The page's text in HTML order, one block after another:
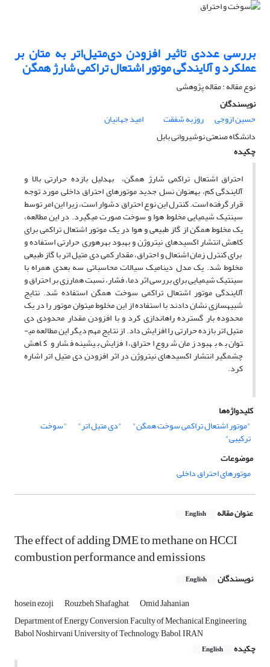
بررسی عددی تاثیر افزودن دی‌متیل‌اتر به متان بر
عملکرد و آلایندگی موتور اشتعال تراکمی شارژ همگن
نوع مقاله : مقاله پژوهشی
نویسندگان
حسین ازوجی
روزبه شفقت
امید جهانیان
دانشگاه صنعتی نوشیروانی بابل
چکیده
احتراق اشتعال تراکمی شارژ همگن، به­دلیل بازده حرارتی بالا و
آلایندگی کم، به­عنوان نسل جدید موتورهای احتراق داخلی مورد توجه
قرار گرفته است. کنترل این نوع احتراق دشوار است، زیرا این امر توسط
سینتیک شیمیایی مخلوط هوا و سوخت صورت می­گیرد. در این مطالعه،
یک مخلوط همگن از گاز طبیعی و هوا در یک موتور اشتعال تراکمی برای
کاهش انتشار اکسیدهای نیتروژن و بهبود بهره­وری حرارتی استفاده و
برای کنترل زمان اشتعال و احتراق، مقدار کمی دی متیل اتر با گاز طبیعی
مخلوط شد. یک مدل دینامیک سیالات محاسباتی سه بعدی همراه با
سینتیک شیمیایی برای بررسی اثر دما، فشار، نسبت هم­ارزی بر احتراق و
آلایندگی موتور اشتعال تراکمی سوخت همگن استفاده شد. نتایج
شبیه­سازی نشان دادند با استفاده از این مخلوط می­توان موتور را در یک
محدوده بار گسترده راه­اندازی کرد و با افزودن مقدار محدودی دی
متیل اتر بازده حرارتی را افزایش داد. از نتایج مهم دیگر این مطالعه می­
توان به بهبود زمان شروع احتراق، افزایش بیشینه فشار و کاهش
چشمگیر انتشار اکسیدهای نیتروژن در اثر افزودن دی متیل اتر اشاره
کرد.
کلیدواژه‌ها
"موتور اشتعال تراکمی سوخت همگن"
"دی متیل اتر" "سوخت
ترکیبی"
موضوعات
موتورهای احتراق داخلی
عنوان مقاله English
The effect of adding DME to methane on HCCI
combustion performance and emissions
نویسندگان English
hosein ezoji Rouzbeh Shafaghat
Omid Jahanian
Department of Energy Conversion, Faculty of Mechanical Engineering,
Babol Noshirvani University of Technology, Babol, IRAN
چکیده
English